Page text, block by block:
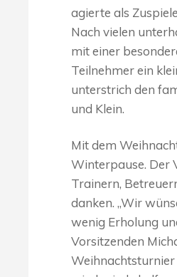
agierte als
Nach vielen
mit einer
Teilnehmer ein
unterstrich den
und Klein.
Mit dem
Winterpause. Der
Trainern,
danken. „Wir
wenig Erholung
Vorsitzenden